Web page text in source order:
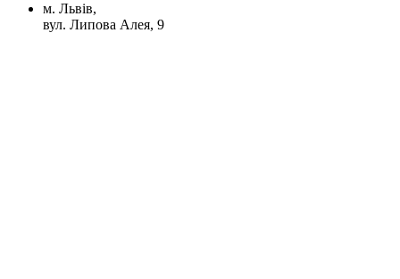
м. Львів,
вул. Липова Алея, 9